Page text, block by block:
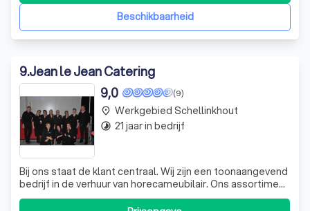
we naar voorkeuren, stijlen,Beschikbaarheid
9.Jean le Jean Catering
(9)
9,0
Bij ons staat de klant centraal. Wij zijn een toonaangevend
bedrijf in de verhuur van horecameubilair. Ons assortiment
is breed en divers, variërend van stoelen en tafels tot
place Werkgebied Schellinkhout
timelapse 21 jaar in bedrijf